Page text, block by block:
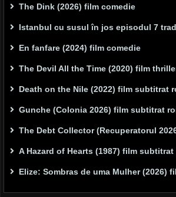
The Dink (2026) film comedie
Istanbul cu susul în jos episodul 7
En fanfare (2024) film comedie
The Devil All the Time (2020) film
Death on the Nile (2022) film subtitrat
Gunche (Colonia 2026) film subtitrat
The Debt Collector (Recuperatorul
A Hazard of Hearts (1987) film subtitrat
Elize: Sombras de uma Mulher (2026)